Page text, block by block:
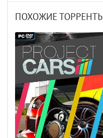
ПОХОЖИЕ ТОРРЕНТЫ